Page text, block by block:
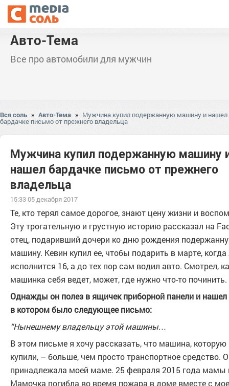
Авто-Тема
Все про автомобили для мужчин
Вся соль » Авто-Тема » Мужчина купил подержанную машину и нашел
бардачке письмо от прежнего владельца
Мужчина купил подержанную машину
нашел бардачке письмо от прежнего
владельца
15:33 05 декабря 2017
Те, кто терял самое дорогое, знают цену жизни и
Эту трогательную и грустную историю рассказал на
отец, подаривший дочери ко дню рождения
машину. Кевин купил ее, чтобы подарить в марте,
исполнится 16, а до тех пор сам водил авто. Смотрел,
машинка себя ведет, может, где нужно что-то починить.
Однажды он полез в ящичек приборной панели и нашел
в котором было следующее письмо:
“Нынешнему владельцу этой машины…
В этом письме я хочу рассказать, что машина,
купили, – больше, чем просто транспортное средство.
принадлежала моей маме. 25 февраля 2015 года мамы
Мамочка погибла во время пожара в доме вместе с